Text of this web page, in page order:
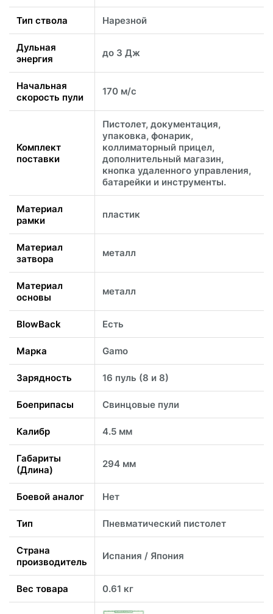
Тип ствола Нарезной
Дульная
энергия
до 3 Дж
Начальная
скорость пули
170 м/с
Комплект
поставки
Пистолет, документация,
упаковка, фонарик,
коллиматорный прицел,
дополнительный магазин,
кнопка удаленного управления,
батарейки и инструменты.
Материал
рамки
пластик
Материал
затвора
металл
Материал
основы
металл
BlowBack Есть
Марка Gamo
Зарядность 16 пуль (8 и 8)
Боеприпасы Свинцовые пули
Калибр 4.5 мм
Габариты
(Длина)
294 мм
Боевой аналог Нет
Тип Пневматический пистолет
Страна
производитель
Испания / Япония
Вес товара 0.61 кг